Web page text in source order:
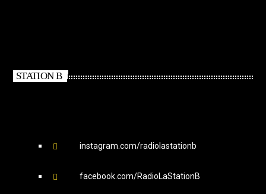
STATION B
instagram.com/radiolastationb
facebook.com/RadioLaStationB